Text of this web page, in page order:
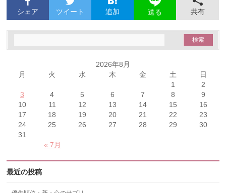
シェア ツイート 追加 送る 共有
2026年8月
月
火 水 木 金 土 日
« 7月
1
2
3
4 5 6 7 8
9
10
11 12 13 14 15
16
17
18 19 20 21 22
23
24
25 26 27 28 29
30
31
最近の投稿